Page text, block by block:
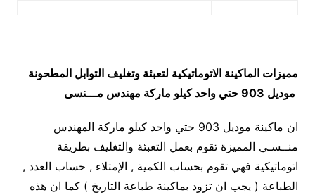
مميزات الماكينة الاتوماتيكية لتعبئة وتغليف التوابل المطحونة
موديل 903 حتي واحد كيلو ماركة مهندس مـــنسى
ان ماكينة موديل 903 حتي واحد كيلو ماركة المهندس
منــسـي المميزة تقوم بعمل التعبئة والتغليف بطريقة
اتوماتيكية فهي تقوم بحساب الكمية , الإمتلاء , حساب العدد ,
الطباعة ( يجب ان تزود بماكينة طباعة التاريخ ) كما ان هذه